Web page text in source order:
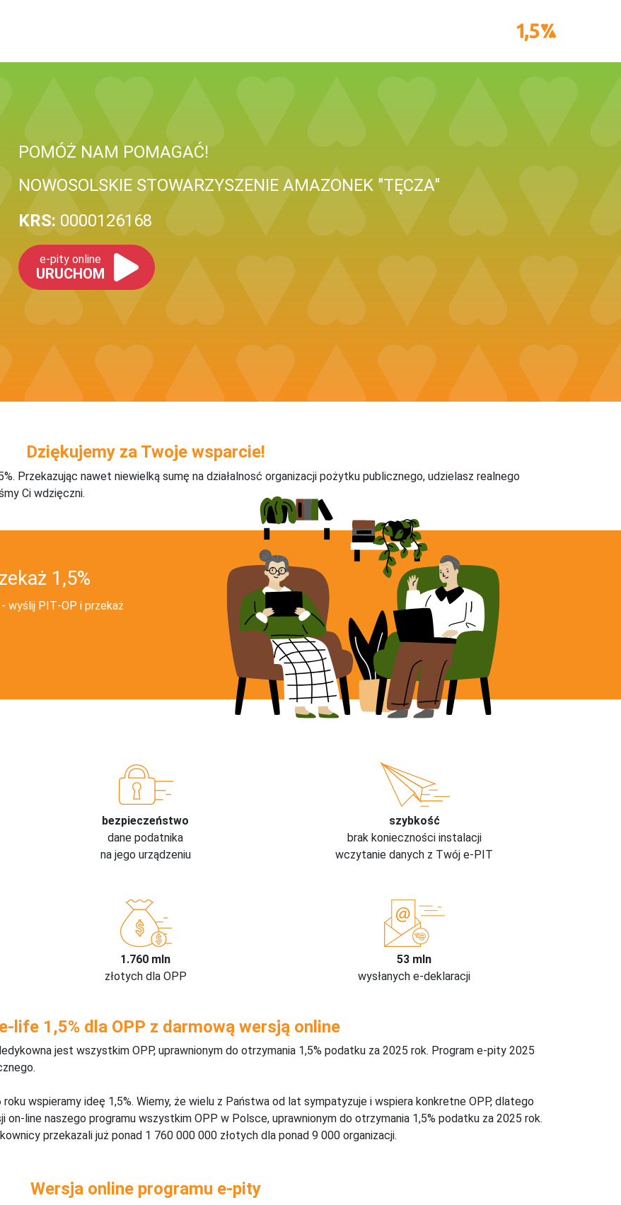
POMÓŻ NAM POMAGAĆ!
NOWOSOLSKIE STOWARZYSZENIE AMAZONEK "TĘCZA"
KRS: 0000126168
e-pity online
URUCHOM
Dziękujemy za Twoje wsparcie!
Przekazując nawet niewielką sumę na działalnosć organizacji pożytku publicznego, udzielasz realnego
Ci wdzięczni.
1,5%
PIT‑OP i przekaż
bezpieczeństwo
dane podatnika
na jego urządzeniu
szybkość
brak konieczności instalacji
wczytanie danych z Twój e-PIT
1.760 mln
złotych dla OPP
53 mln
wysłanych e-deklaracji
life 1,5% dla OPP z darmową wersją online
jest wszystkim OPP, uprawnionym do otrzymania 1,5% podatku za 2025 rok. Program e-pity 2025
wspieramy ideę 1,5%. Wiemy, że wielu z Państwa od lat sympatyzuje i wspiera konkretne OPP, dlatego
line naszego programu wszystkim OPP w Polsce, uprawnionym do otrzymania 1,5% podatku za 2025 rok.
przekazali już ponad 1 760 000 000 złotych dla ponad 9 000 organizacji.
Wersja online programu e-pity